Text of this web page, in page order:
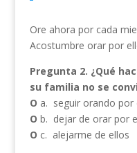
Ore ahora por cada
Acostumbre orar por
Pregunta 2. ¿Qué
su familia no se
O a. seguir orando por
O b. dejar de orar por
O c. alejarme de ellos